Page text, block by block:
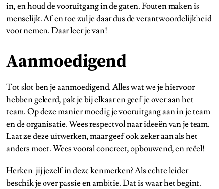
in, en houd de vooruitgang in de gaten. Fouten maken is
menselijk. Af en toe zul je daar dus de verantwoordelijkheid
voor nemen. Daar leer je van!
Aanmoedigend
Tot slot ben je aanmoedigend. Alles wat we je hiervoor
hebben geleerd, pak je bij elkaar en geef je over aan het
team. Op deze manier moedig je vooruitgang aan in je team
en de organisatie. Wees respectvol naar ideeën van je team.
Laat ze deze uitwerken, maar geef ook zeker aan als het
anders moet. Wees vooral concreet, opbouwend, en reëel!
Herken jij jezelf in deze kenmerken? Als echte leider
beschik je over passie en ambitie. Dat is waar het begint.